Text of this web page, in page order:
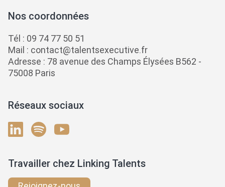
Nos coordonnées
Tél : 09 74 77 50 51
Mail : contact@talentsexecutive.fr
Adresse : 78 avenue des Champs Élysées B562 -
75008 Paris
Réseaux sociaux
Travailler chez Linking Talents